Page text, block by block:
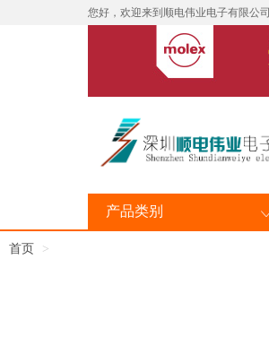
您好，欢迎来到顺电伟业电子有限公司
产品类别
首页